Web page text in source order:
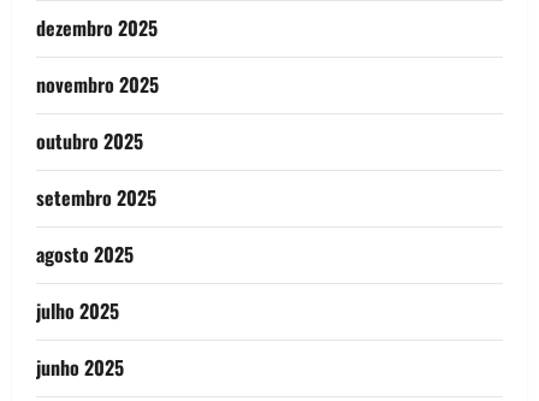
dezembro 2025
novembro 2025
outubro 2025
setembro 2025
agosto 2025
julho 2025
junho 2025